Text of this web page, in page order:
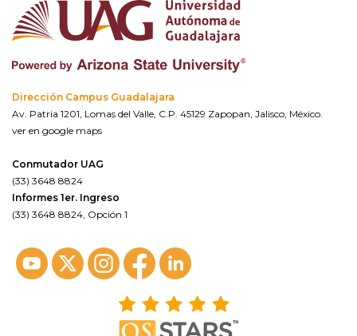
Dirección Campus Guadalajara
Av. Patria 1201, Lomas del Valle, C.P. 45129 Zapopan, Jalisco, México.
ver en google maps
Conmutador UAG
(33) 3648 8824
Informes 1er. Ingreso
(33) 3648 8824, Opción 1